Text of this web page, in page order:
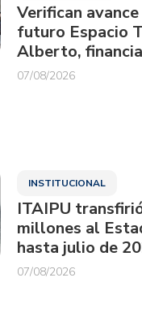
Verifican
futuro Espacio
Alberto,
07/08/2026
INSTITUCIONAL
ITAIPU
millones al
hasta julio de
07/08/2026